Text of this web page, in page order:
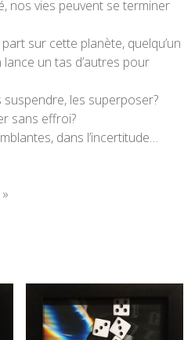
nos vies peuvent se terminer
sur cette planète, quelqu’un
un tas d’autres pour
suspendre, les superposer?
sans effroi?
dans l’incertitude…